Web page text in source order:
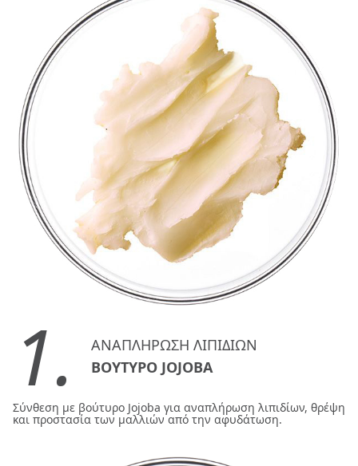
1.
ΑΝΑΠΛΗΡΩΣΗ ΛΙΠΙΔΙΩΝ
ΒΟΥΤΥΡΟ JOJOBA
Σύνθεση με βούτυρο Jojoba για αναπλήρωση λιπιδίων, θρέψη
και προστασία των μαλλιών από την αφυδάτωση.